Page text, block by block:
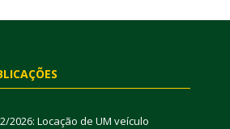
2026: Locação de UM veículo